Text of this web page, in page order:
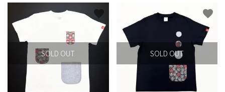
SOLD OUT
favorite
SOLD OUT
favorite